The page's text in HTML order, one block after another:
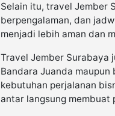
Selain itu, travel Jember
berpengalaman, dan
menjadi lebih aman dan
Travel Jember Surabaya
Bandara Juanda
kebutuhan perjalanan
antar langsung membuat